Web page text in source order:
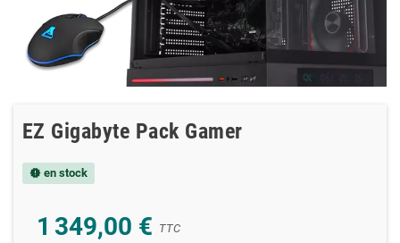
EZ Gigabyte Pack Gamer
new_releases en stock
1 349,00 € TTC